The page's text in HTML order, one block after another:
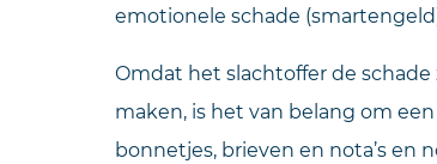
emotionele schade
Omdat het slachtoffer de
maken, is het van belang om
bonnetjes, brieven en nota’s en